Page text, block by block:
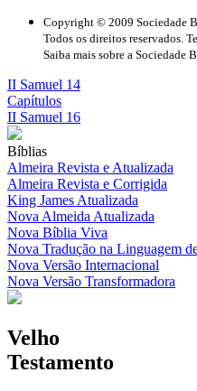
Copyright © 2009 Sociedade
Todos os direitos reservados.
Saiba mais sobre a Sociedade
II Samuel 14
Capítulos
II Samuel 16
Bíblias
Almeira Revista e Atualizada
Almeira Revista e Corrigida
King James Atualizada
Nova Almeida Atualizada
Nova Bíblia Viva
Nova Tradução na Linguagem
Nova Versão Internacional
Nova Versão Transformadora
Velho
Testamento